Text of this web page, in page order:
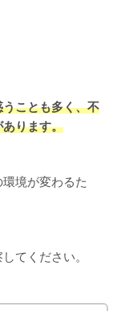
ことも多く、不
ります。
境が変わるた
てください。